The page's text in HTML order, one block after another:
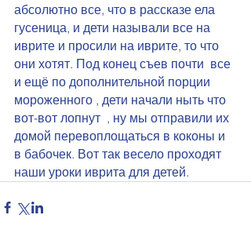
абсолютно все, что в рассказе ела
гусеница, и дети называли все на
иврите и просили на иврите, то что
они хотят. Под конец съев почти  все
и ещё по дополнительной порции
мороженного , дети начали ныть что
вот-вот лопнут  , ну мы отправили их
домой перевоплощаться в коконы и
в бабочек. Вот так весело проходят
наши уроки иврита для детей.